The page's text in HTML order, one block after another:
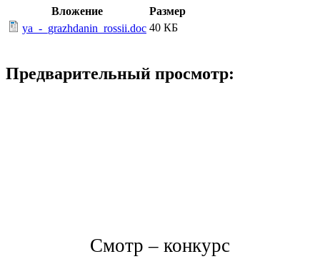
Вложение
Размер
ya_-_grazhdanin_rossii.doc 40 КБ
Предварительный просмотр:
Смотр – конкурс